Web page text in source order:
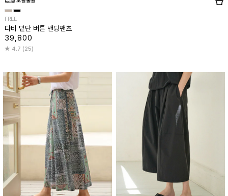
FREE
다비 밑단 버튼 밴딩팬츠
39,800
4.7 (25)